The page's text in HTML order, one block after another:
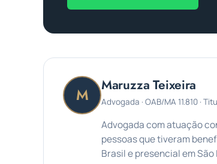
M Maruzza Teixeira
Advogada · OAB/MA 11.810 ·
Advogada com atuação
pessoas que tiveram
Brasil e presencial em São